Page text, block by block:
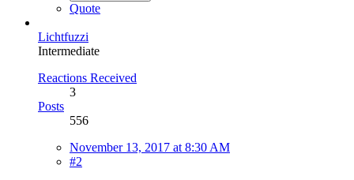
Quote
Lichtfuzzi
Intermediate
Reactions Received
3
Posts
556
November 13, 2017 at 8:30 AM
#2